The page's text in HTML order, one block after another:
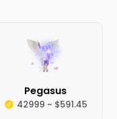
Pegasus
42999 ~ $591.45